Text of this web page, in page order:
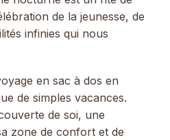
de la jeunesse, de
infinies qui nous
en sac à dos en
de simples vacances.
de soi, une
zone de confort et de